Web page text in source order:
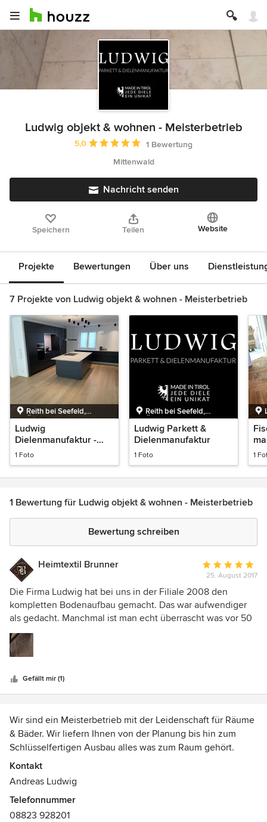
Ludwig objekt & wohnen - Meisterbetrieb
Durchschnittliche Bewertung: 5 von 5 Sternen
5,0
1 Bewertung
Mittenwald
Nachricht senden
Speichern Teilen Website
Projekte Bewertungen Über uns
7 Projekte von Ludwig objekt & wohnen - Meisterbetrieb
Reith bei Seefeld,
Österreich
Ludwig
Dielenmanufaktur -
100% made in Tirol
1 Foto
Reith bei Seefeld,
Österreich
Ludwig Parkett &
Dielenmanufaktur
1 Foto 1
1 Bewertung für Ludwig objekt & wohnen - Meisterbetrieb
Bewertung schreiben
Heimtextil Brunner
Bewertung:
5
von
5
25. August 2017
Die Firma Ludwig hat bei uns in der Filiale 2008 den
kompletten Bodenaufbau gemacht. Das war aufwendiger
als gedacht. Manchmal ist man echt überrascht was vor 50
Jahren gemacht wurde. Wir haben dadurch aber auch
einen Teil des Ladens mit einem federnden
Untergrundaufbau machen können. Das erleichtert langes
können wir den ganzen Tag bequemer stehen. Den
Linoleumbelag in Holzdekor hat er natürlich auch verlegt.
zusammenarbeiten und bin immer wieder von den arbeiten
begeistert.
Gefällt mir (1)
Wir sind ein Meisterbetrieb mit der Leidenschaft für Räume
& Bäder. Wir liefern Ihnen von der Planung bis hin zum
Schlüsselfertigen Ausbau alles was zum Raum gehört.
Herstellung von handgefertigten Dielenböden in unserer
Manufaktur in Reith bei Seefeld/Tirol
Auszeichnungen:
Meister für Parkett und Fußbodentechnik
Kontakt
Andreas Ludwig
Telefonnummer
08823 928201